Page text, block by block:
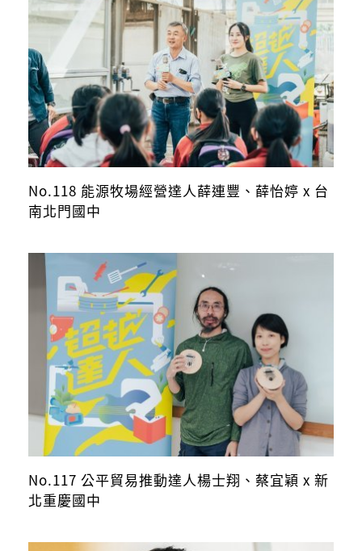
No.118 能源牧場經營達人薛連豐、薛怡婷 x 台
南北門國中
No.117 公平貿易推動達人楊士翔、蔡宜穎 x 新
北重慶國中